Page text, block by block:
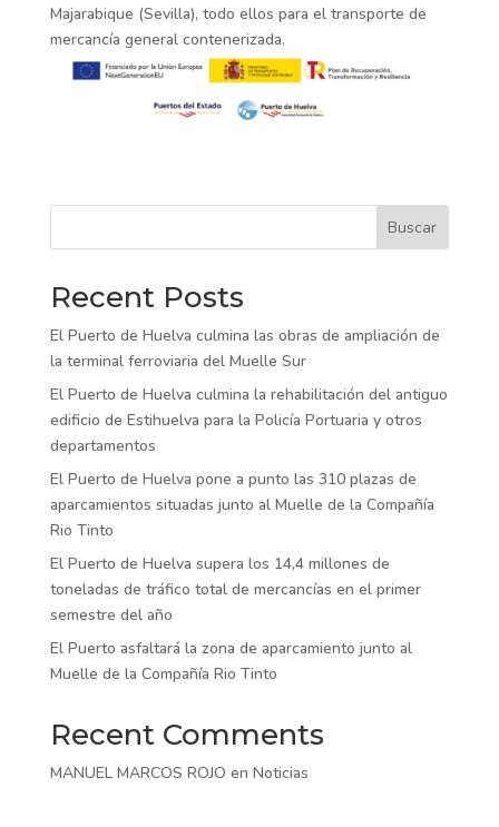
Majarabique (Sevilla), todo ellos para el transporte de
mercancía general contenerizada.
Buscar
Recent Posts
El Puerto de Huelva culmina las obras de ampliación de
la terminal ferroviaria del Muelle Sur
El Puerto de Huelva culmina la rehabilitación del antiguo
edificio de Estihuelva para la Policía Portuaria y otros
departamentos
El Puerto de Huelva pone a punto las 310 plazas de
aparcamientos situadas junto al Muelle de la Compañía
Rio Tinto
El Puerto de Huelva supera los 14,4 millones de
toneladas de tráfico total de mercancías en el primer
semestre del año
El Puerto asfaltará la zona de aparcamiento junto al
Muelle de la Compañía Rio Tinto
Recent Comments
MANUEL MARCOS ROJO en Noticias